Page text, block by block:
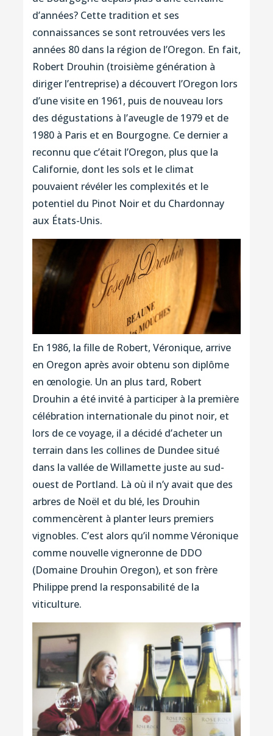
d’années? Cette tradition et ses
connaissances se sont retrouvées vers les
années 80 dans la région de l’Oregon. En fait,
Robert Drouhin (troisième génération à
diriger l’entreprise) a découvert l’Oregon lors
d’une visite en 1961, puis de nouveau lors
des dégustations à l’aveugle de 1979 et de
1980 à Paris et en Bourgogne. Ce dernier a
reconnu que c’était l’Oregon, plus que la
Californie, dont les sols et le climat
pouvaient révéler les complexités et le
potentiel du Pinot Noir et du Chardonnay
aux États-Unis.
En 1986, la fille de Robert, Véronique, arrive
en Oregon après avoir obtenu son diplôme
en œnologie. Un an plus tard, Robert
Drouhin a été invité à participer à la première
célébration internationale du pinot noir, et
lors de ce voyage, il a décidé d’acheter un
terrain dans les collines de Dundee situé
dans la vallée de Willamette juste au sud-
ouest de Portland. Là où il n’y avait que des
arbres de Noël et du blé, les Drouhin
commencèrent à planter leurs premiers
vignobles. C’est alors qu’il nomme Véronique
comme nouvelle vigneronne de DDO
(Domaine Drouhin Oregon), et son frère
Philippe prend la responsabilité de la
viticulture.